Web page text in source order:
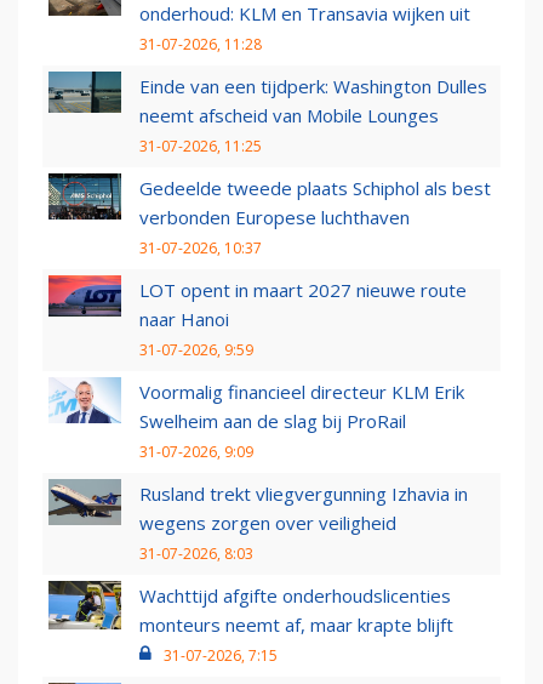
onderhoud: KLM en Transavia wijken uit
31-07-2026, 11:28
Einde van een tijdperk: Washington Dulles
neemt afscheid van Mobile Lounges
31-07-2026, 11:25
Gedeelde tweede plaats Schiphol als best
verbonden Europese luchthaven
31-07-2026, 10:37
LOT opent in maart 2027 nieuwe route
naar Hanoi
31-07-2026, 9:59
Voormalig financieel directeur KLM Erik
Swelheim aan de slag bij ProRail
31-07-2026, 9:09
Rusland trekt vliegvergunning Izhavia in
wegens zorgen over veiligheid
31-07-2026, 8:03
Wachttijd afgifte onderhoudslicenties
monteurs neemt af, maar krapte blijft
31-07-2026, 7:15